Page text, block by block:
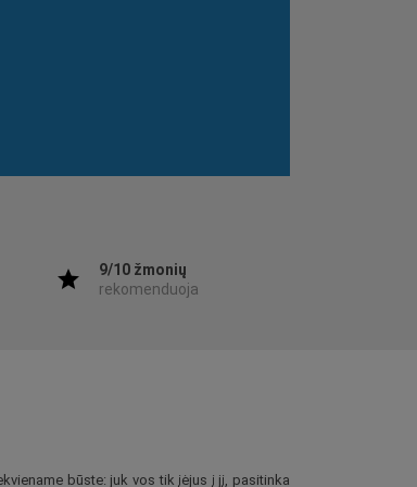
star
9/10 žmonių
rekomenduoja
būste: juk vos tik įėjus į jį, pasitinka